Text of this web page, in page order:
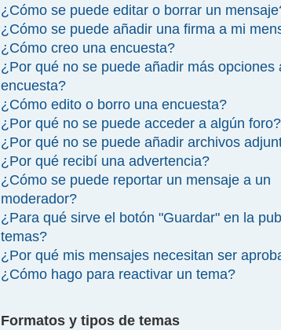
¿Cómo se puede editar o borrar un
¿Cómo se puede añadir una firma a mi
¿Cómo creo una encuesta?
¿Por qué no se puede añadir más opciones
encuesta?
¿Cómo edito o borro una encuesta?
¿Por qué no se puede acceder a algún foro?
¿Por qué no se puede añadir archivos
¿Por qué recibí una advertencia?
¿Cómo se puede reportar un mensaje a un
moderador?
¿Para qué sirve el botón "Guardar" en la
temas?
¿Por qué mis mensajes necesitan ser
¿Cómo hago para reactivar un tema?
Formatos y tipos de temas